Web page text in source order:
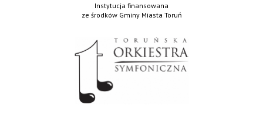
Instytucja finansowana
ze środków Gminy Miasta Toruń